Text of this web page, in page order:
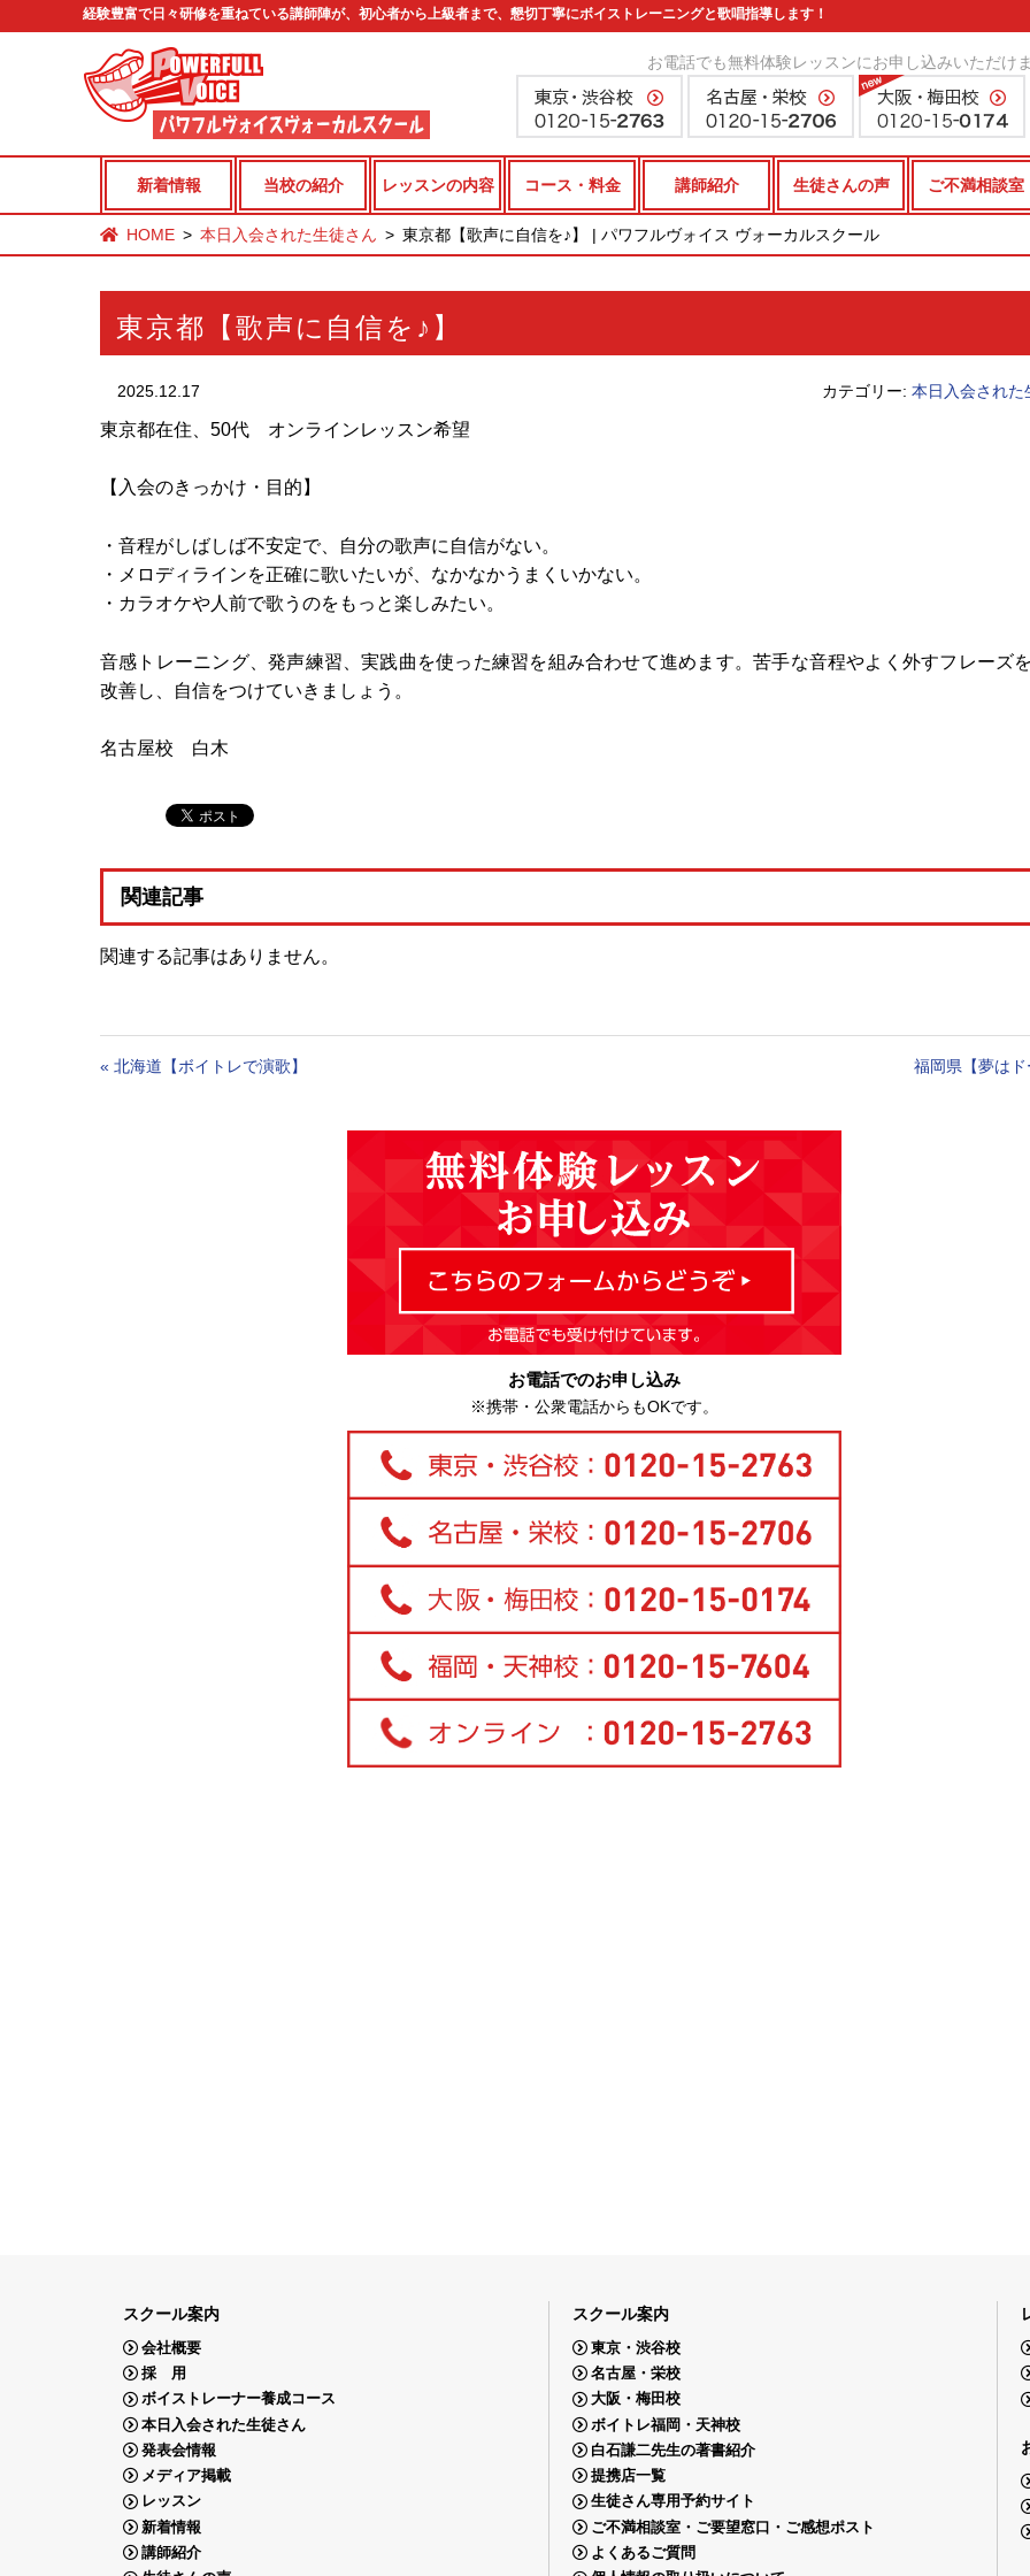
経験豊富で日々研修を重ねている講師陣が、初心者から上級者まで、懇切丁寧にボイストレーニングと歌唱指導します！
お電話でも無料体験レッスンにお申し込みいただけ
新着情報 当校の紹介 レッスンの内容 コース・料金 講師紹介 生徒さんの声 ご不満相談室
HOME 本日入会された生徒さん 東京都【歌声に自信を♪】 | パワフルヴォイス ヴォーカルスクール
東京都【歌声に自信を♪】
2025.12.17 カテゴリー: 本日入会された
東京都在住、50代 オンラインレッスン希望
【入会のきっかけ・目的】
・音程がしばしば不安定で、自分の歌声に自信がない。
・メロディラインを正確に歌いたいが、なかなかうまくいかない。
・カラオケや人前で歌うのをもっと楽しみたい。
音感トレーニング、発声練習、実践曲を使った練習を組み合わせて進めます。苦手な音程やよく外すフレーズ
改善し、自信をつけていきましょう。
名古屋校 白木
関連記事
関連する記事はありません。
« 北海道【ボイトレで演歌】 福岡県【夢は
お電話でのお申し込み
※携帯・公衆電話からもOKです。
スクール案内
会社概要
採 用
ボイストレーナー養成コース
本日入会された生徒さん
発表会情報
メディア掲載
レッスン
新着情報
講師紹介
スクール案内
東京・渋谷校
名古屋・栄校
大阪・梅田校
ボイトレ福岡・天神校
白石謙二先生の著書紹介
提携店一覧
生徒さん専用予約サイト
ご不満相談室・ご要望窓口・ご感想ポスト
よくあるご質問